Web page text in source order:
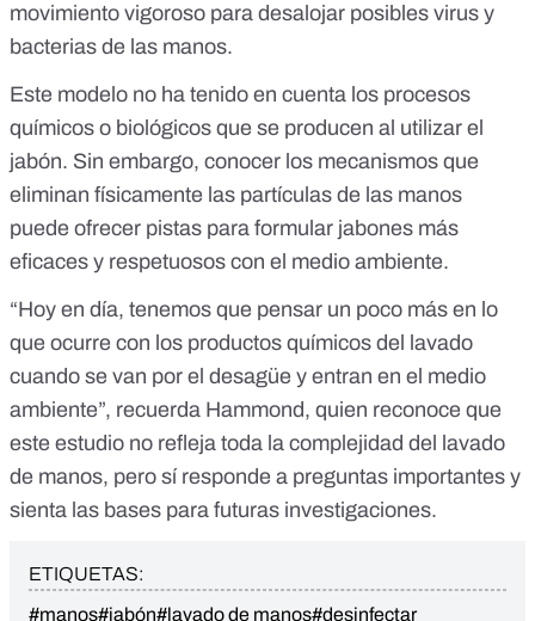
movimiento vigoroso para desalojar posibles virus y
bacterias de las manos.
Este modelo no ha tenido en cuenta los procesos
químicos o biológicos que se producen al utilizar el
jabón. Sin embargo, conocer los mecanismos que
eliminan físicamente las partículas de las manos
puede ofrecer pistas para formular jabones más
eficaces y respetuosos con el medio ambiente.
“Hoy en día, tenemos que pensar un poco más en lo
que ocurre con los productos químicos del lavado
cuando se van por el desagüe y entran en el medio
ambiente”, recuerda Hammond, quien reconoce que
este estudio no refleja toda la complejidad del lavado
de manos, pero sí responde a preguntas importantes y
sienta las bases para futuras investigaciones.
ETIQUETAS:
#manos#jabón#lavado de manos#desinfectar